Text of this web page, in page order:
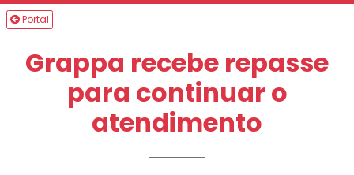
Portal
Grappa recebe repasse
para continuar o
atendimento